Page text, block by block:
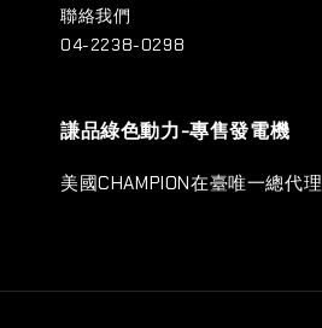
聯絡我們
04-2238-0298
謙品綠色動力-專售發電機
美國CHAMPION在臺唯一總代理